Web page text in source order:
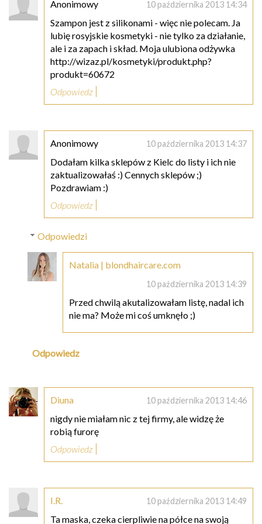
Anonimowy 10 października 2013 14:34
Szampon jest z silikonami - więc nie polecam. Ja
lubię rosyjskie kosmetyki - nie tylko za działanie,
ale i za zapach i skład. Moja ulubiona odżywka
http://wizaz.pl/kosmetyki/produkt.php?
produkt=60672
Odpowiedz
Anonimowy 10 października 2013 14:37
Dodałam kilka sklepów z Kielc do listy i ich nie
zaktualizowałaś :) Cennych sklepów ;)
Pozdrawiam :)
Odpowiedz
Odpowiedzi
Natalia | blondhaircare.com
10 października 2013 14:39
Przed chwilą akutalizowałam listę, nadal ich
nie ma? Może mi coś umknęło ;)
Odpowiedz
Diuna 10 października 2013 14:46
nigdy nie miałam nic z tej firmy, ale widzę że
robią furorę
Odpowiedz
I.R. 10 października 2013 14:49
Ta maska, czeka cierpliwie na półce na swoją